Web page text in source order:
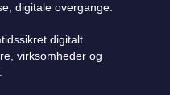
digitale overgange.
digitalt
virksomheder og